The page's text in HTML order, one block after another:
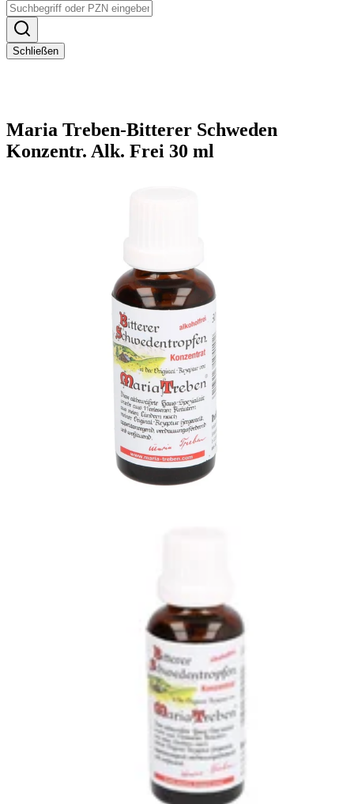
Schließen
Maria Treben-Bitterer Schweden
Konzentr. Alk. Frei 30 ml